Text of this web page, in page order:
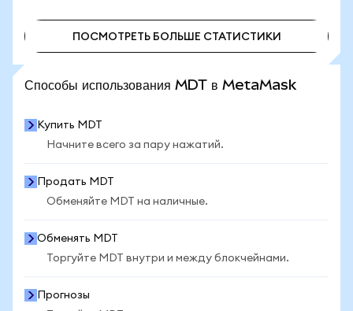
ПОСМОТРЕТЬ БОЛЬШЕ СТАТИСТИКИ
Способы использования MDT в MetaMask
Купить MDT
Начните всего за пару нажатий.
Продать MDT
Обменяйте MDT на наличные.
Обменять MDT
Торгуйте MDT внутри и между блокчейнами.
Прогнозы